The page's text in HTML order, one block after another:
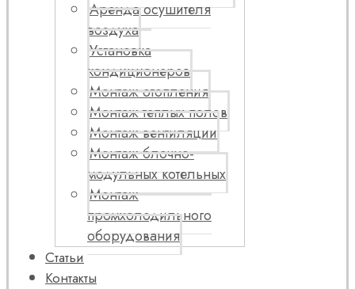
Аренда осушителя
воздуха
Установка
кондиционеров
Монтаж отопления
Монтаж теплых полов
Монтаж вентиляции
Монтаж блочно-
модульных котельных
Монтаж
промхолодильного
оборудования
Статьи
Контакты